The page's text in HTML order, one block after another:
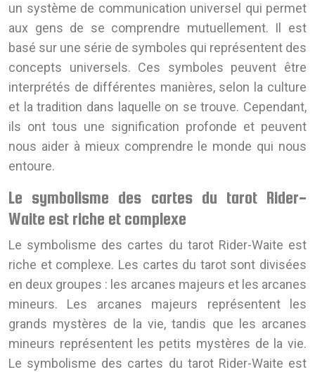
un système de communication universel qui permet
aux gens de se comprendre mutuellement. Il est
basé sur une série de symboles qui représentent des
concepts universels. Ces symboles peuvent être
interprétés de différentes manières, selon la culture
et la tradition dans laquelle on se trouve. Cependant,
ils ont tous une signification profonde et peuvent
nous aider à mieux comprendre le monde qui nous
entoure.
Le symbolisme des cartes du tarot Rider-
Waite est riche et complexe
Le symbolisme des cartes du tarot Rider-Waite est
riche et complexe. Les cartes du tarot sont divisées
en deux groupes : les arcanes majeurs et les arcanes
mineurs. Les arcanes majeurs représentent les
grands mystères de la vie, tandis que les arcanes
mineurs représentent les petits mystères de la vie.
Le symbolisme des cartes du tarot Rider-Waite est